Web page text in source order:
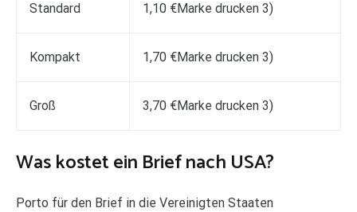
Standard 1,10 €Marke drucken 3)
Kompakt 1,70 €Marke drucken 3)
Groß 3,70 €Marke drucken 3)
Was kostet ein Brief nach USA?
Porto für den Brief in die Vereinigten Staaten